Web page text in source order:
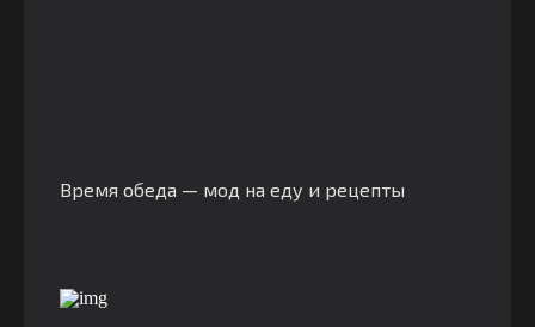
Время обеда — мод на еду и рецепты